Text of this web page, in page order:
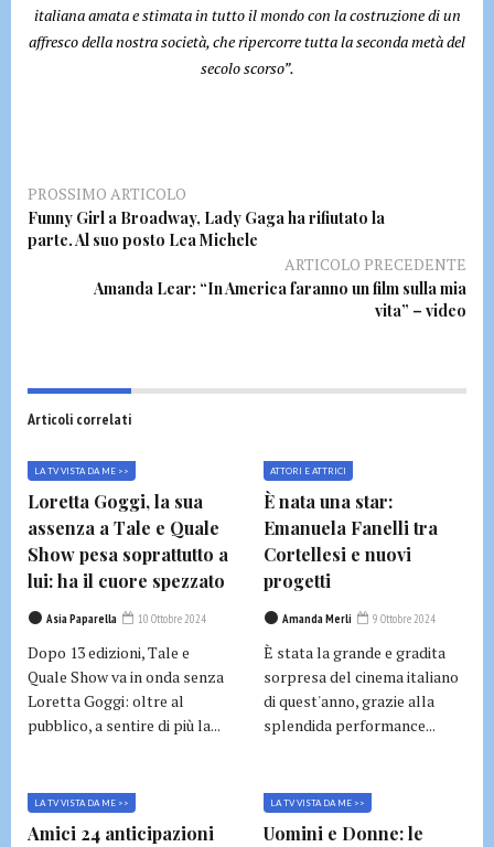
italiana amata e stimata in tutto il mondo con la costruzione di un
affresco della nostra società, che ripercorre tutta la seconda metà del
secolo scorso”.
PROSSIMO ARTICOLO
Funny Girl a Broadway, Lady Gaga ha rifiutato la
parte. Al suo posto Lea Michele
ARTICOLO PRECEDENTE
Amanda Lear: “In America faranno un film sulla mia
vita” – video
Articoli correlati
LA TV VISTA DA ME >>
Loretta Goggi, la sua
assenza a Tale e Quale
Show pesa soprattutto a
lui: ha il cuore spezzato
Asia Paparella 10 Ottobre 2024
Dopo 13 edizioni, Tale e
Quale Show va in onda senza
Loretta Goggi: oltre al
pubblico, a sentire di più la...
ATTORI E ATTRICI
È nata una star:
Emanuela Fanelli tra
Cortellesi e nuovi
progetti
Amanda Merli 9 Ottobre 2024
È stata la grande e gradita
sorpresa del cinema italiano
di quest'anno, grazie alla
splendida performance...
LA TV VISTA DA ME >>
Amici 24 anticipazioni
LA TV VISTA DA ME >>
Uomini e Donne: le